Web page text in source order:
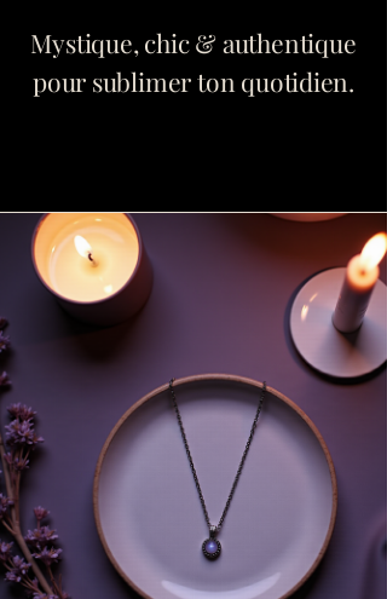
Mystique, chic & authentique
pour sublimer ton quotidien.